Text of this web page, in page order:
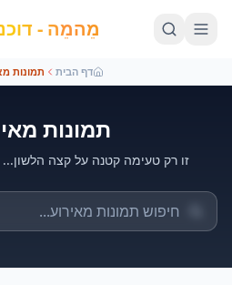
מֵהמֵה -
דף הבית תמונות
תמונות
זו רק טעימה קטנה על קצה הלשון... 20 שנה היה קשה